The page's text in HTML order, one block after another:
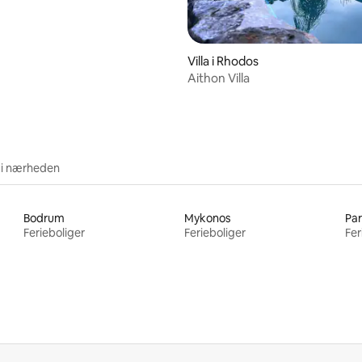
Villa i Rhodos
Aithon Villa
nærheden
Bodrum
Ferieboliger
Mykonos
Ferieboliger